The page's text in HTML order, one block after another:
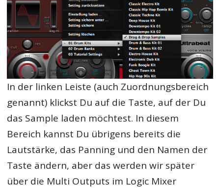
In der linken Leiste (auch Zuordnungsbereich
genannt) klickst Du auf die Taste, auf der Du
das Sample laden möchtest. In diesem
Bereich kannst Du übrigens bereits die
Lautstärke, das Panning und den Namen der
Taste ändern, aber das werden wir später
über die Multi Outputs im Logic Mixer